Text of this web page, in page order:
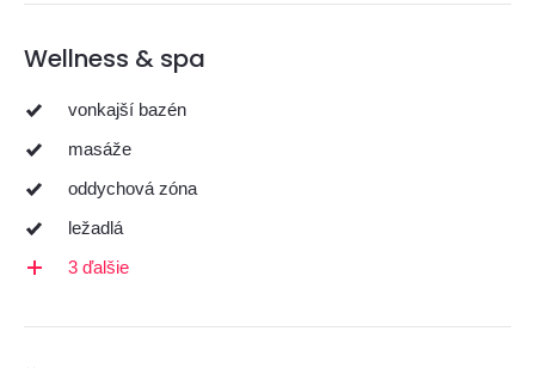
Wellness & spa
vonkajší bazén
masáže
oddychová zóna
ležadlá
3 ďalšie